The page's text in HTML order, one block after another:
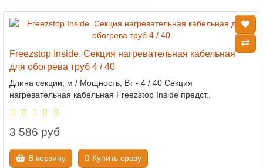
Freezstop Inside. Секция нагревательная кабельная
для обогрева труб 4 / 40
Длина секции, м / Мощность, Вт - 4 / 40 Секция
нагревательная кабельная Freezstop Inside предст..
3 586 руб
В корзину Купить сразу